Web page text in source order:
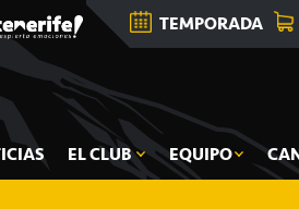
TEMPORADA
EL CLUB EQUIPO